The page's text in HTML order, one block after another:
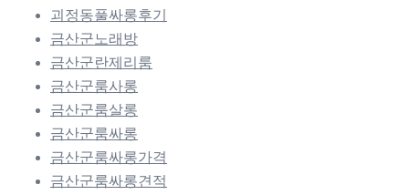
괴정동풀싸롱후기
금산군노래방
금산군란제리룸
금산군룸사롱
금산군룸살롱
금산군룸싸롱
금산군룸싸롱가격
금산군룸싸롱견적